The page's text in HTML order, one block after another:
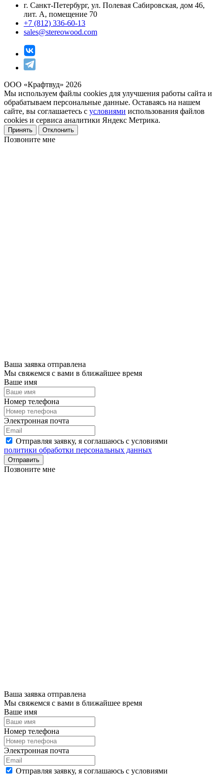
г. Санкт-Петербург, ул. Полевая Сабировская, дом 46,
лит. А, помещение 70
+7 (812) 336-60-13
sales@stereowood.com
ООО «Крафтвуд» 2026
Мы используем файлы cookies для улучшения работы сайта и
обрабатываем персональные данные. Оставаясь на нашем
сайте, вы соглашаетесь с условиями использования файлов
cookies и сервиса аналитики Яндекс Метрика.
Принять Отклонить
Позвоните мне
Ваша заявка отправлена
Мы свяжемся с вами в ближайшее время
Ваше имя
Номер телефона
Электронная почта
Отправляя заявку, я соглашаюсь с условиями
политики обработки персональных данных
Отправить
Позвоните мне
Ваша заявка отправлена
Мы свяжемся с вами в ближайшее время
Ваше имя
Номер телефона
Электронная почта
Отправляя заявку, я соглашаюсь с условиями